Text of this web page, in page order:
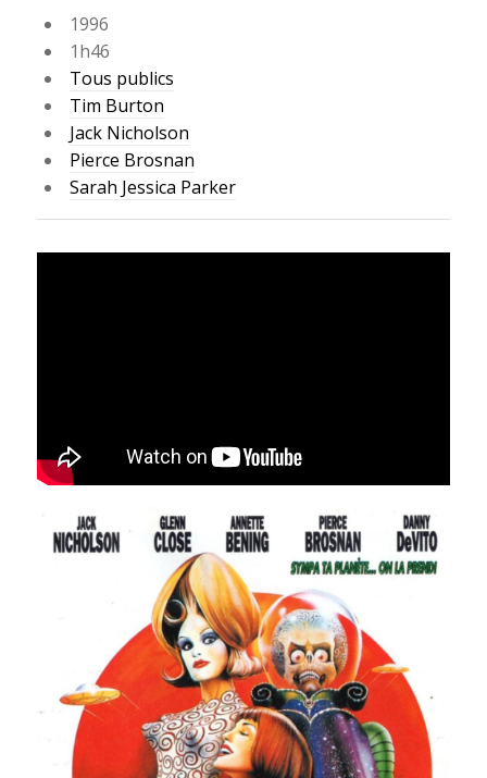
1996
1h46
Tous publics
Tim Burton
Jack Nicholson
Pierce Brosnan
Sarah Jessica Parker